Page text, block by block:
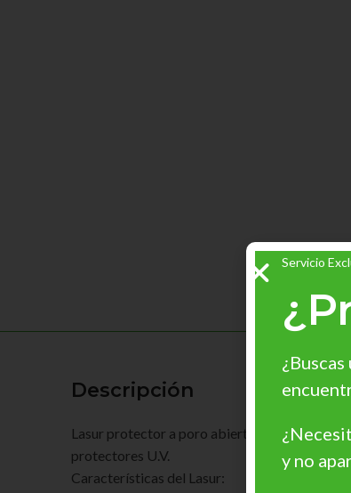
Descripción
Lasur protector a poro abierto satinado.
protectores U.V.
Características del Lasur:
Servicio
y no